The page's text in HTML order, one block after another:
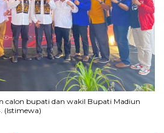
calon bupati dan wakil Bupati Madiun
(Istimewa)